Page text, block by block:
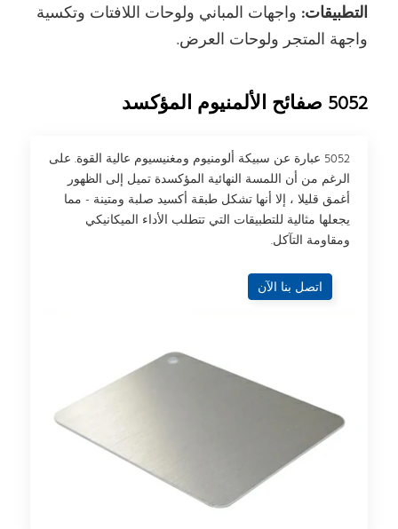
التطبيقات: واجهات المباني ولوحات اللافتات وتكسية
واجهة المتجر ولوحات العرض.
5052 صفائح الألمنيوم المؤكسد
5052 عبارة عن سبيكة ألومنيوم ومغنيسيوم عالية القوة. على
الرغم من أن اللمسة النهائية المؤكسدة تميل إلى الظهور
أغمق قليلا ، إلا أنها تشكل طبقة أكسيد صلبة ومتينة - مما
يجعلها مثالية للتطبيقات التي تتطلب الأداء الميكانيكي
ومقاومة التآكل.
اتصل بنا الآن